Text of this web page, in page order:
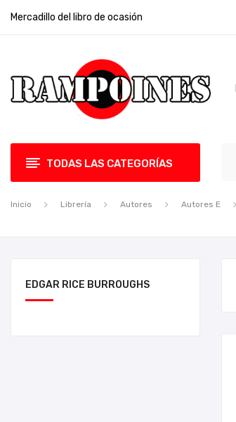
Mercadillo del libro de ocasión
TODAS LAS CATEGORÍAS
Inicio Librería Autores Autores E
EDGAR RICE BURROUGHS